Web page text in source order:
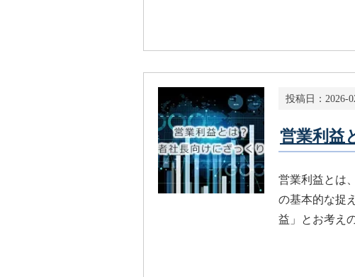
投稿日： 2026-
営業利益
営業利益とは
の基本的な捉
益」とお考え